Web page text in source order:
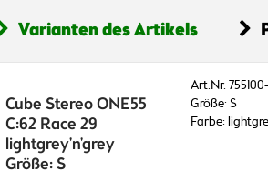
Varianten des Artikels
Cube Stereo ONE55
C:62 Race 29
lightgrey'n'grey
Größe: S
Art.Nr.
Größe: S
Farbe: